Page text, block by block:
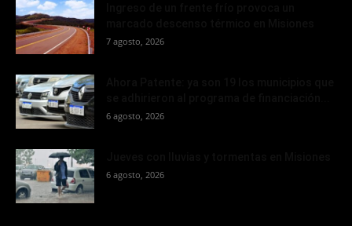
7 agosto, 2026
6 agosto, 2026
6 agosto, 2026